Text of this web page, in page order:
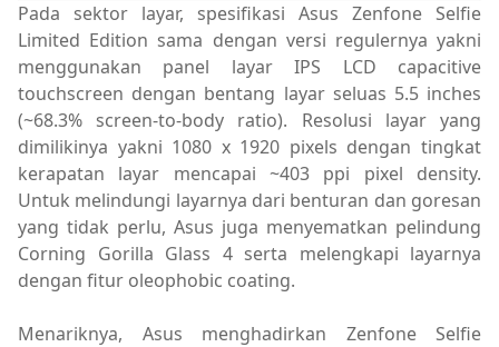
Pada sektor layar, spesifikasi Asus Zenfone Selfie
Limited Edition sama dengan versi regulernya yakni
menggunakan panel layar IPS LCD capacitive
touchscreen dengan bentang layar seluas 5.5 inches
(~68.3% screen-to-body ratio). Resolusi layar yang
dimilikinya yakni 1080 x 1920 pixels dengan tingkat
kerapatan layar mencapai ~403 ppi pixel density.
Untuk melindungi layarnya dari benturan dan goresan
yang tidak perlu, Asus juga menyematkan pelindung
Corning Gorilla Glass 4 serta melengkapi layarnya
dengan fitur oleophobic coating.
Menariknya, Asus menghadirkan Zenfone Selfie